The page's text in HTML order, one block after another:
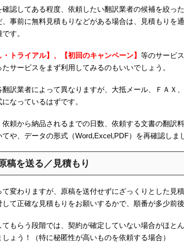
認してある程度、依頼したい翻訳業者の候補を絞っ
事前に無料見積もりなどがある場合は、見積もりを
す。
・トライアル】、【初回のキャンペーン】 等のサービ
サービスをまず利用してみるのもいいでしょう。
訳業者によって異なりますが、大抵メール、ＦＡＸ
なっているはずです。
頼から納品されるまでの日数、依頼する文書の翻訳
や、データの形式（Word,Excel,PDF）を再確認しま
稿を送る／見積もり
変わりますが、原稿を送付せずにざっくりとした見
て正確な見積もりをお願いするかで、順番が多少前後
てもらう段階では、契約が確定していない場合がほと
ょう！（特に秘匿性が高いものを依頼する場合）